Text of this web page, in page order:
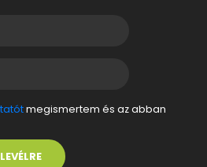
megismertem és az abban